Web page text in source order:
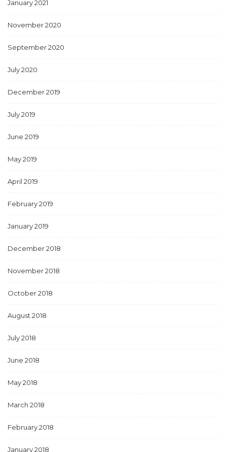
January 2021
November 2020
September 2020
July 2020
December 2019
July 2019
June 2019
May 2019
April 2019
February 2019
January 2019
December 2018
November 2018
October 2018
August 2018
July 2018
June 2018
May 2018
March 2018
February 2018
January 2018